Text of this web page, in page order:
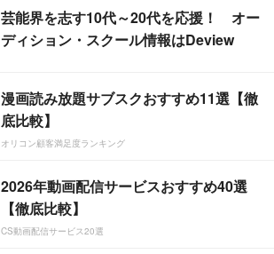
芸能界を志す10代～20代を応援！ オー
ディション・スクール情報はDeview
漫画読み放題サブスクおすすめ11選【徹
底比較】
オリコン顧客満足度ランキング
2026年動画配信サービスおすすめ40選
【徹底比較】
CS動画配信サービス20選